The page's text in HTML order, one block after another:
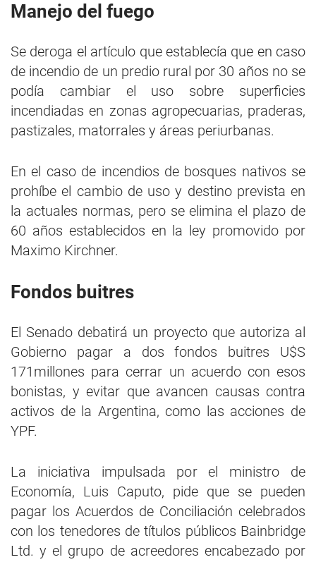
Manejo del fuego
Se deroga el artículo que establecía que en caso
de incendio de un predio rural por 30 años no se
podía cambiar el uso sobre superficies
incendiadas en zonas agropecuarias, praderas,
pastizales, matorrales y áreas periurbanas.
En el caso de incendios de bosques nativos se
prohíbe el cambio de uso y destino prevista en
la actuales normas, pero se elimina el plazo de
60 años establecidos en la ley promovido por
Maximo Kirchner.
Fondos buitres
El Senado debatirá un proyecto que autoriza al
Gobierno pagar a dos fondos buitres U$S
171millones para cerrar un acuerdo con esos
bonistas, y evitar que avancen causas contra
activos de la Argentina, como las acciones de
YPF.
La iniciativa impulsada por el ministro de
Economía, Luis Caputo, pide que se pueden
pagar los Acuerdos de Conciliación celebrados
con los tenedores de títulos públicos Bainbridge
Ltd. y el grupo de acreedores encabezado por